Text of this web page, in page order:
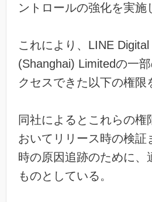
ントロールの強化を実施
これにより、LINE
(Shanghai) Limitedの一
クセスできた以下の権限
同社によるとこれらの権
おいてリリース時の検証
時の原因追跡のために、
ものとしている。